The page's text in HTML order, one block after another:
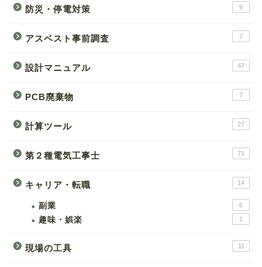
防災・停電対策 9
アスベスト事前調査 7
設計マニュアル 47
PCB廃棄物 7
計算ツール 27
第２種電気工事士 71
キャリア・転職 14
副業 6
趣味・娯楽 1
現場の工具 11